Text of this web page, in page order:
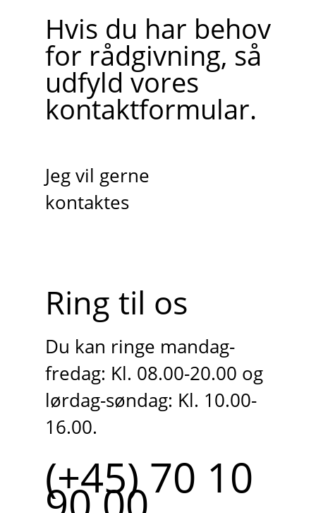
Hvis du har behov
for rådgivning, så
udfyld vores
kontaktformular.
Jeg vil gerne
kontaktes
Ring til os
Du kan ringe mandag-
fredag: Kl. 08.00-20.00 og
lørdag-søndag: Kl. 10.00-
16.00.
(+45) 70 10